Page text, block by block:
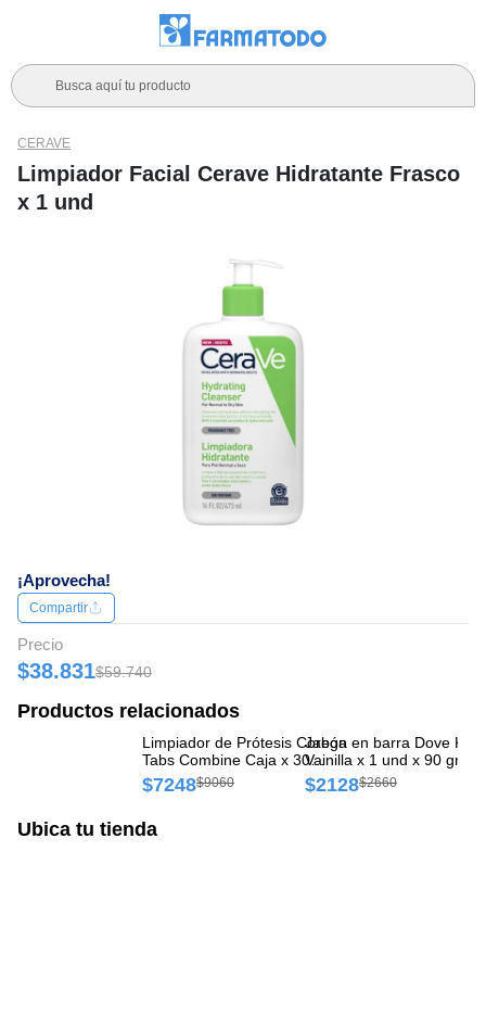
Busca aquí tu producto
¡Aprovecha!
CERAVE
Limpiador Facial Cerave Hidratante Frasco
x 1 und
Compartir
Precio
$38.831$59.740
Productos relacionados
Limpiador de Prótesis Corega
Tabs Combine Caja x 30
tabletas
$7248$9060
Jabón en barra Dove
Vainilla x 1 und x 90 gr
$2128$2660
Ubica tu tienda